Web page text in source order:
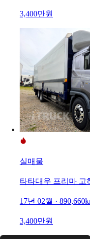
3,400만원
실매물
타타대우 프리마 고
17년 02월 ·
3,400만원